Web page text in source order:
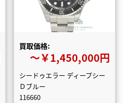
買取価格:
〜￥1,450,000円
シードゥエラー ディープシー
Ｄブルー
116660